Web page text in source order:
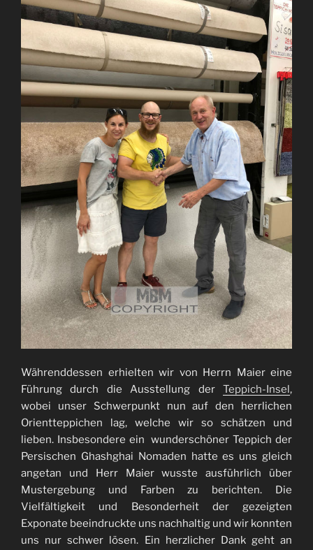
Währenddessen erhielten wir von Herrn Maier eine
Führung durch die Ausstellung der Teppich-Insel ,
wobei unser Schwerpunkt nun auf den herrlichen
Orientteppichen lag, welche wir so schätzen und
lieben. Insbesondere ein wunderschöner Teppich der
Persischen Ghashghai Nomaden hatte es uns gleich
angetan und Herr Maier wusste ausführlich über
Mustergebung und Farben zu berichten. Die
Vielfältigkeit und Besonderheit der gezeigten
Exponate beeindruckte uns nachhaltig und wir konnten
uns nur schwer lösen. Ein herzlicher Dank geht an